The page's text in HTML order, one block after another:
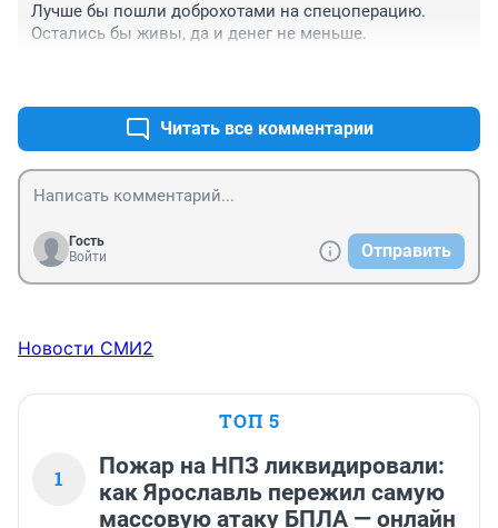
Лучше бы пошли доброхотами на спецоперацию.
Остались бы живы, да и денег не меньше.
Читать все комментарии
Гость
Войти
Отправить
Новости СМИ2
ТОП 5
1
Пожар на НПЗ ликвидировали:
как Ярославль пережил самую
массовую атаку БПЛА — онлайн